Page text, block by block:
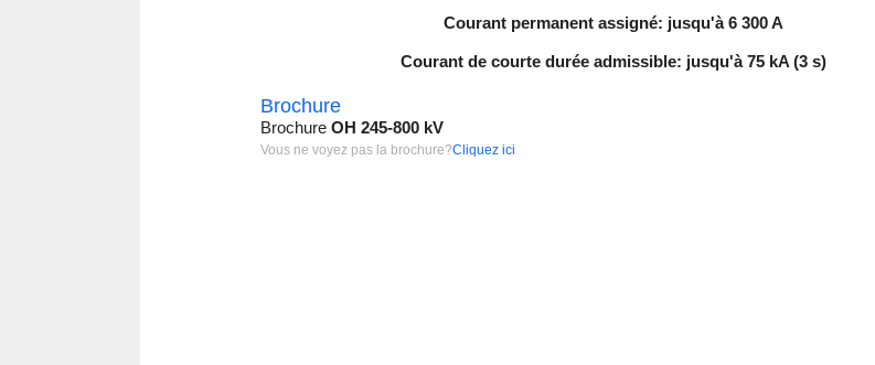
Courant permanent assigné: jusqu'à 6 300 A
Courant de courte durée admissible: jusqu'à 75 kA (3 s)
Brochure
Brochure OH 245-800 kV
Vous ne voyez pas la brochure?Cliquez ici